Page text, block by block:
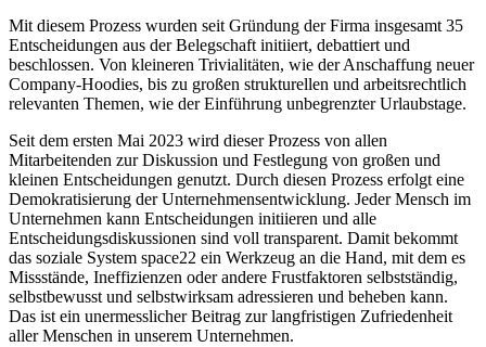
Mit diesem Prozess wurden seit Gründung der Firma insgesamt 35
Entscheidungen aus der Belegschaft initiiert, debattiert und
beschlossen. Von kleineren Trivialitäten, wie der Anschaffung neuer
Company-Hoodies, bis zu großen strukturellen und arbeitsrechtlich
relevanten Themen, wie der Einführung unbegrenzter Urlaubstage.
Seit dem ersten Mai 2023 wird dieser Prozess von allen
Mitarbeitenden zur Diskussion und Festlegung von großen und
kleinen Entscheidungen genutzt. Durch diesen Prozess erfolgt eine
Demokratisierung der Unternehmensentwicklung. Jeder Mensch im
Unternehmen kann Entscheidungen initiieren und alle
Entscheidungsdiskussionen sind voll transparent. Damit bekommt
das soziale System space22 ein Werkzeug an die Hand, mit dem es
Missstände, Ineffizienzen oder andere Frustfaktoren selbstständig,
selbstbewusst und selbstwirksam adressieren und beheben kann.
Das ist ein unermesslicher Beitrag zur langfristigen Zufriedenheit
aller Menschen in unserem Unternehmen.